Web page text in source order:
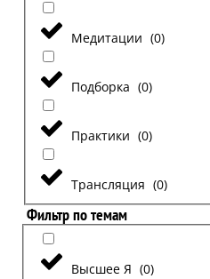
Медитации (0)
Подборка (0)
Практики (0)
Трансляция (0)
Фильтр по темам
Высшее Я (0)